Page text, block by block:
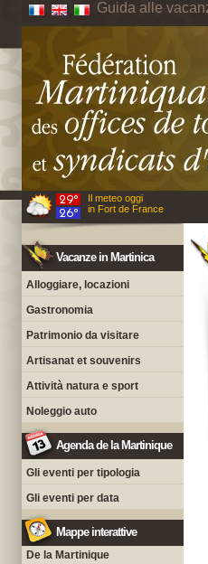
Guida alle
Il meteo oggi
in Fort de France
Vacanze in Martinica
Alloggiare, locazioni
Gastronomia
Patrimonio da visitare
Artisanat et souvenirs
Attività natura e sport
Noleggio auto
Agenda de la Martinique
Gli eventi per tipologia
Gli eventi per data
Mappe interattive
De la Martinique